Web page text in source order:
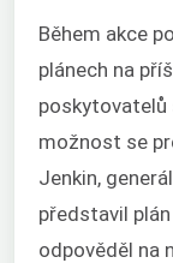
Během akce
plánech na
poskytovatelů
možnost se
Jenkin,
představil
odpověděl na